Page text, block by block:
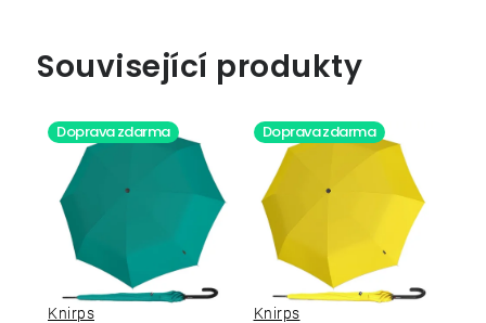
Související produkty
Doprava zdarma
Knirps
Doprava zdarma
Knirps